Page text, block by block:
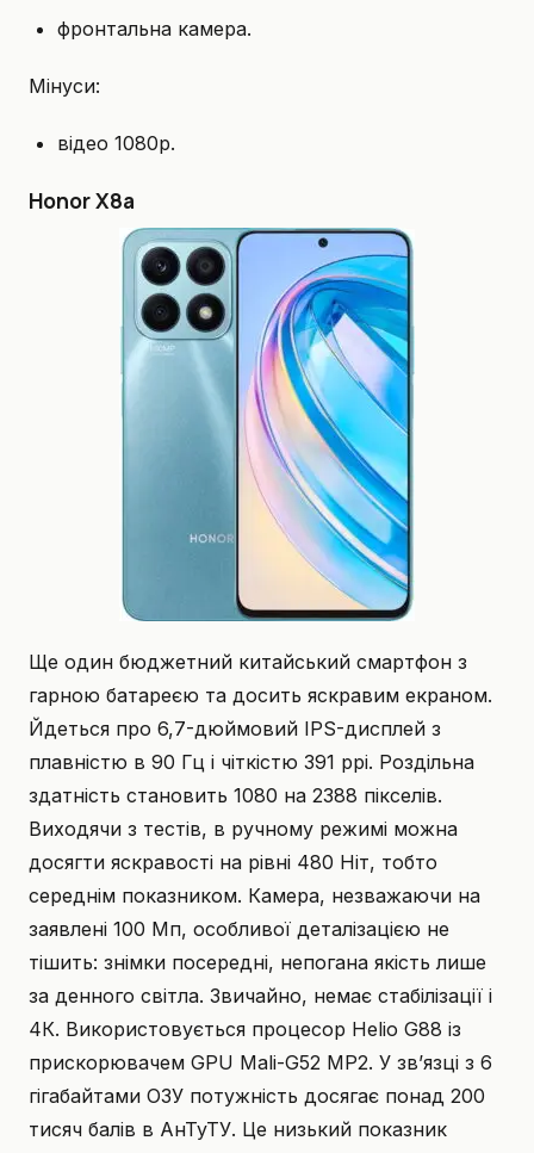
фронтальна камера.
Мінуси:
відео 1080p.
Honor X8a
Ще один бюджетний китайський смартфон з
гарною батареєю та досить яскравим екраном.
Йдеться про 6,7-дюймовий IPS-дисплей з
плавністю в 90 Гц і чіткістю 391 ppi. Роздільна
здатність становить 1080 на 2388 пікселів.
Виходячи з тестів, в ручному режимі можна
досягти яскравості на рівні 480 Ніт, тобто
середнім показником. Камера, незважаючи на
заявлені 100 Мп, особливої деталізацією не
тішить: знімки посередні, непогана якість лише
за денного світла. Звичайно, немає стабілізації і
4К. Використовується процесор Helio G88 із
прискорювачем GPU Mali-G52 MP2. У зв’язці з 6
гігабайтами ОЗУ потужність досягає понад 200
тисяч балів в АнТуТУ. Це низький показник